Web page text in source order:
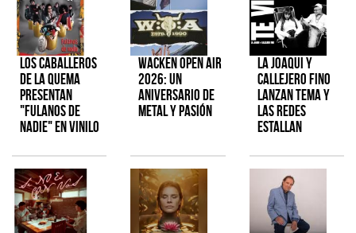
Los Caballeros
de la Quema
presentan
"Fulanos de
Nadie" en vinilo
Wacken Open Air
2026: Un
aniversario de
metal y pasión
La Joaqui y
Callejero Fino
lanzan tema y
las redes
estallan